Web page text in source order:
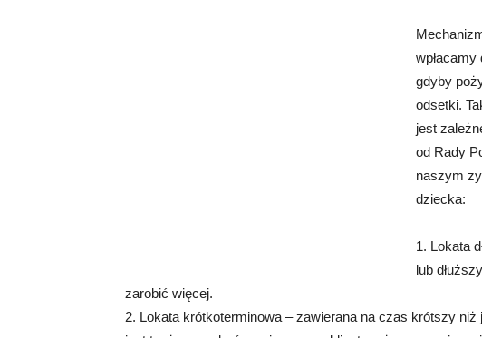
gdyby
odsetki.
jest
od Rady
naszym
dziecka:
1. Lokata
lub
zarobić więcej.
2. Lokata krótkoterminowa – zawierana na czas krótszy